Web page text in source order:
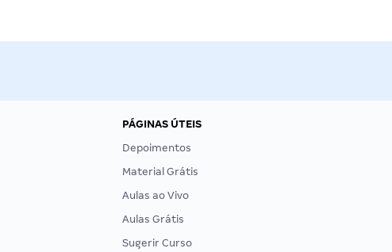
PÁGINAS ÚTEIS
Depoimentos
Material Grátis
Aulas ao Vivo
Aulas Grátis
Sugerir Curso